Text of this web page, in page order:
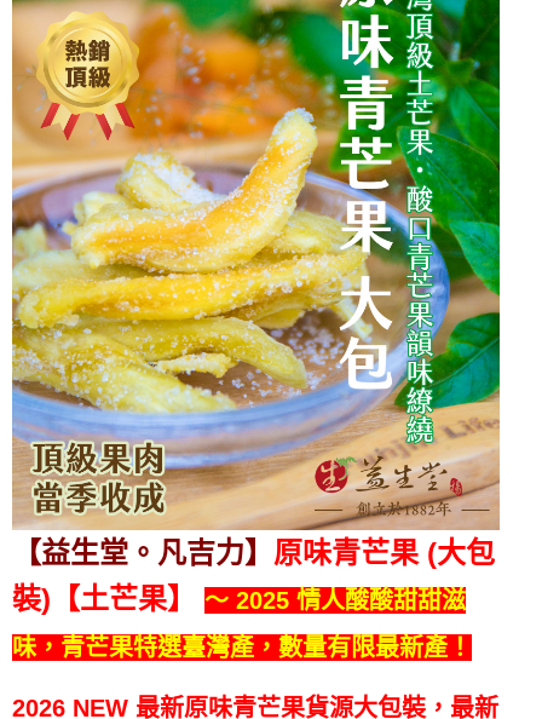
【益生堂。凡吉力】 原味青芒果 (大包
裝)【土芒果】
～ 2025 情人酸酸甜甜滋
味，青芒果特選臺灣產，數量有限最新產！
2026 NEW 最新原味青芒果貨源大包裝，最新